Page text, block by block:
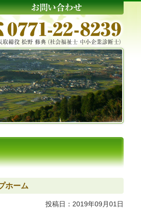
ホーム
投稿日：2019年09月01日